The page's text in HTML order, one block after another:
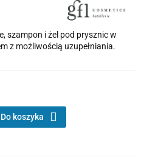
szampon i żel pod prysznic w
z możliwością uzupełniania.
Do koszyka